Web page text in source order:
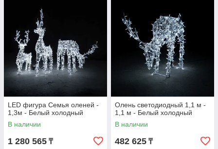
LED фигура Семья оленей -
1,3м - Белый холодный
В наличии
1 280 565 ₸
Олень светодиодный 1,1 м -
1,1 м - Белый холодный
В наличии
482 625 ₸